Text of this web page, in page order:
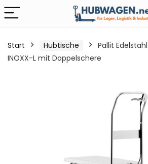
Start Hubtische
Pallit
INOXX-L mit Doppelschere